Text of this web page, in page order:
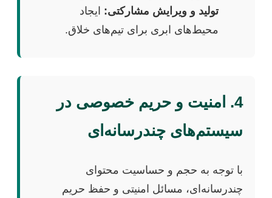
تولید و ویرایش مشارکتی: ایجاد
محیط‌های ابری برای تیم‌های خلاق.
4. امنیت و حریم خصوصی در
سیستم‌های چندرسانه‌ای
با توجه به حجم و حساسیت محتوای
چندرسانه‌ای، مسائل امنیتی و حفظ حریم